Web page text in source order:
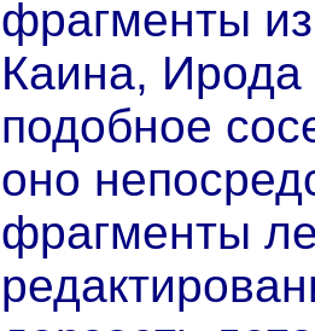
фрагменты
Каина, Ирода
подобное
оно
фрагменты